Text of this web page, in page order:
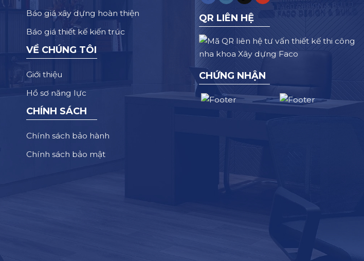
Báo giá xây dựng hoàn thiện
Báo giá thiết kế kiến trúc
VỀ CHÚNG TÔI
Giới thiệu
Hồ sơ năng lực
CHÍNH SÁCH
Chính sách bảo hành
Chính sách bảo mật
QR LIÊN HỆ
CHỨNG NHẬN